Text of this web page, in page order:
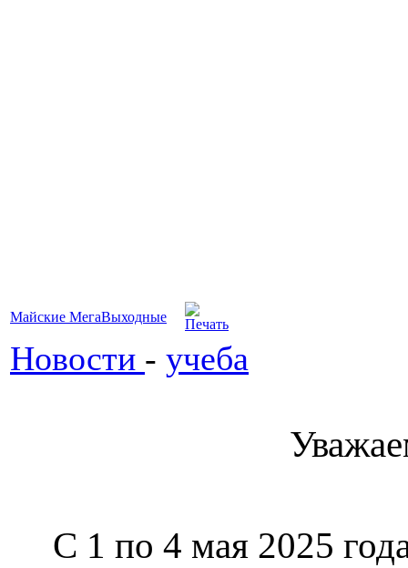
Майские МегаВыходные
Новости - учеба
С 1 по 4 мая 2025